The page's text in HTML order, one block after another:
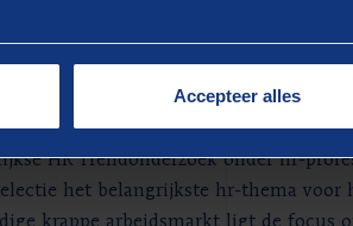
Accepteer alles
experience
HR Trendonderzoek onder hr-
het belangrijkste hr-thema voor